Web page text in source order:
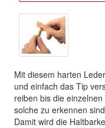
Mit diesem harten
und einfach das Tip
reiben bis die
solche zu erkennen
Damit wird die